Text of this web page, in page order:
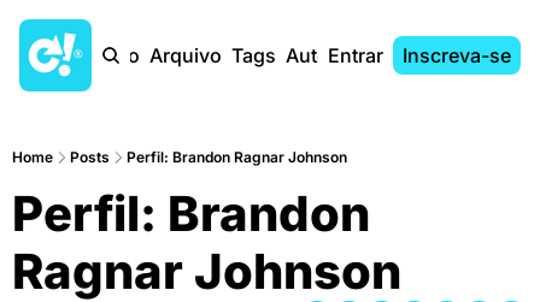
Início Arquivo Tags AutoresEntrar Inscreva-se
Home Posts Perfil: Brandon Ragnar Johnson
Perfil: Brandon
Ragnar Johnson